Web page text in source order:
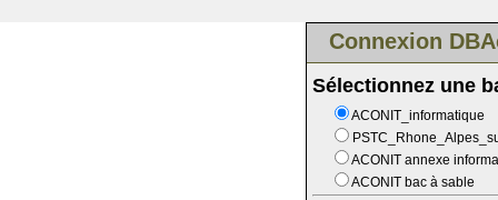
Connexion
Sélectionnez une
ACONIT_informatique
ACONIT annexe
ACONIT bac à sable